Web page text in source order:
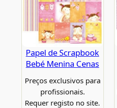
Papel de Scrapbook
Bebé Menina Cenas
Preços exclusivos para
profissionais.
Requer registo no site.